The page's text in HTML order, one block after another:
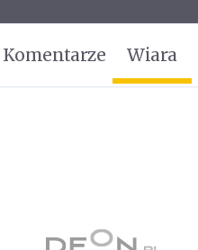
Komentarze Wiara